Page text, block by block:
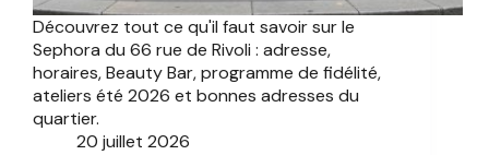
Découvrez tout ce qu'il faut savoir sur le
Sephora du 66 rue de Rivoli : adresse,
horaires, Beauty Bar, programme de fidélité,
ateliers été 2026 et bonnes adresses du
quartier.
20 juillet 2026